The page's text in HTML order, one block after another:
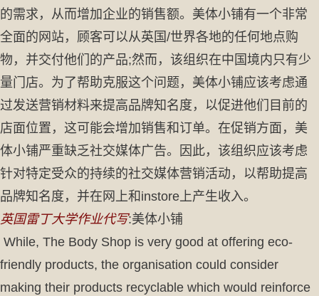
的需求，从而增加企业的销售额。美体小铺有一个非常
全面的网站，顾客可以从英国/世界各地的任何地点购
物，并交付他们的产品;然而，该组织在中国境内只有少
量门店。为了帮助克服这个问题，美体小铺应该考虑通
过发送营销材料来提高品牌知名度，以促进他们目前的
店面位置，这可能会增加销售和订单。在促销方面，美
体小铺严重缺乏社交媒体广告。因此，该组织应该考虑
针对特定受众的持续的社交媒体营销活动，以帮助提高
品牌知名度，并在网上和instore上产生收入。
英国雷丁大学作业代写:美体小铺
While, The Body Shop is very good at offering eco-
friendly products, the organisation could consider
making their products recyclable which would reinforce